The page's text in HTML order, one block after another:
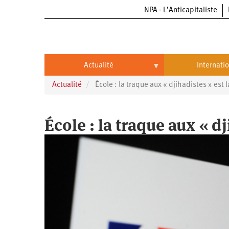
NPA - L’Anticapitaliste
Actualité
Actualité
Entreprises
Entreprises
Automobile
Aéronautique
Commerce
Oppressions
Oppressions
Antiracisme
Féminisme
Économie
Écologie
Éducation
International
Chine
Unis
Actualité École : la traque aux « djihadistes » est
École : la traque aux «